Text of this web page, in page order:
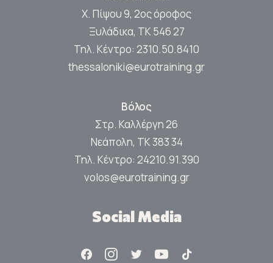
Χ. Πίψου 9, 2ος όροφος
Ξυλάδικα, ΤΚ 546 27
Τηλ. Κέντρο: 2310.50.8410
thessaloniki@eurotraining.gr
Βόλος
Στρ. Καλλέργη 26
Νεάπολη, ΤΚ 383 34
Τηλ. Κέντρο: 24210.91.390
volos@eurotraining.gr
Social Media